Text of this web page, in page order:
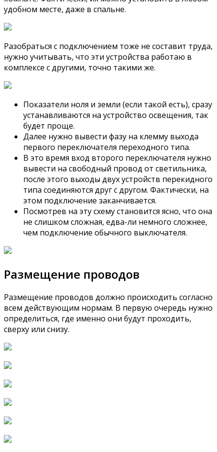
удобном месте, даже в спальне.
Разобраться с подключением тоже не составит труда,
нужно учитывать, что эти устройства работаю в
комплексе с другими, точно такими же.
Показатели ноля и земли (если такой есть), сразу
устанавливаются на устройство освещения, так
будет проще.
Далее нужно вывести фазу на клемму выхода
первого переключателя переходного типа.
В это время вход второго переключателя нужно
вывести на свободный провод от светильника,
после этого выходы двух устройств перекидного
типа соединяются друг с другом. Фактически, на
этом подключение заканчивается.
Посмотрев на эту схему становится ясно, что она
не слишком сложная, едва-ли немного сложнее,
чем подключение обычного выключателя.
Размещение проводов
Размещение проводов должно происходить согласно
всем действующим нормам. В первую очередь нужно
определиться, где именно они будут проходить,
сверху или снизу.